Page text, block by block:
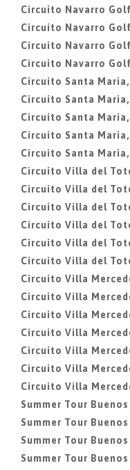
Circuito Navarro
Circuito Navarro
Circuito Navarro
Circuito Navarro
Circuito Santa
Circuito Santa
Circuito Santa
Circuito Santa
Circuito Santa
Circuito Villa del
Circuito Villa del
Circuito Villa del
Circuito Villa del
Circuito Villa del
Circuito Villa del
Circuito Villa
Circuito Villa
Circuito Villa
Circuito Villa
Circuito Villa
Circuito Villa
Circuito Villa
Summer Tour
Summer Tour
Summer Tour
Summer Tour